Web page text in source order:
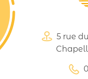
5 rue